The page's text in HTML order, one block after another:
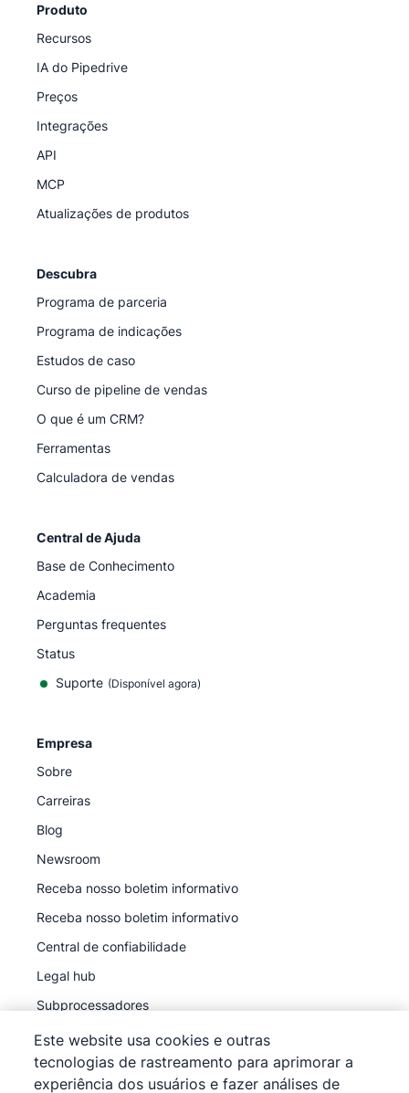
Produto
Recursos
IA do Pipedrive
Preços
Integrações
API
MCP
Atualizações de produtos
Descubra
Programa de parceria
Programa de indicações
Estudos de caso
Curso de pipeline de vendas
O que é um CRM?
Ferramentas
Calculadora de vendas
Central de Ajuda
Base de Conhecimento
Academia
Perguntas frequentes
Status
Suporte (Disponível agora)
Empresa
Sobre
Carreiras
Blog
Newsroom
Receba nosso boletim informativo
Receba nosso boletim informativo
Central de confiabilidade
Legal hub
Subprocessadores
Este website usa cookies e outras
tecnologias de rastreamento para aprimorar a
experiência dos usuários e fazer análises de